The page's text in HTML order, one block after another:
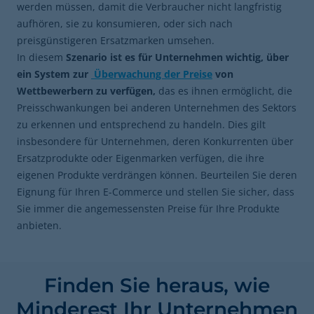
werden müssen, damit die Verbraucher nicht langfristig
aufhören, sie zu konsumieren, oder sich nach
preisgünstigeren Ersatzmarken umsehen.
In diesem Szenario ist es für Unternehmen wichtig, über
ein System zur Überwachung der Preise von
Wettbewerbern zu verfügen, das es ihnen ermöglicht, die
Preisschwankungen bei anderen Unternehmen des Sektors
zu erkennen und entsprechend zu handeln. Dies gilt
insbesondere für Unternehmen, deren Konkurrenten über
Ersatzprodukte oder Eigenmarken verfügen, die ihre
eigenen Produkte verdrängen können. Beurteilen Sie deren
Eignung für Ihren E-Commerce und stellen Sie sicher, dass
Sie immer die angemessensten Preise für Ihre Produkte
anbieten.
Finden Sie heraus, wie
Minderest Ihr Unternehmen